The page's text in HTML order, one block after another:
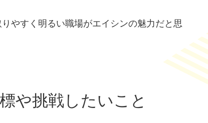
やすく明るい職場がエイシンの魅力だと思
や挑戦したいこと